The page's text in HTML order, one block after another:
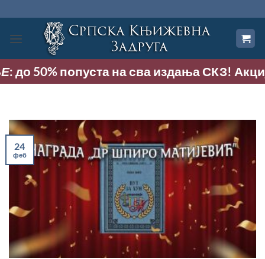
на
садржај
50% попуста на сва издања СКЗ! Акција
24
феб